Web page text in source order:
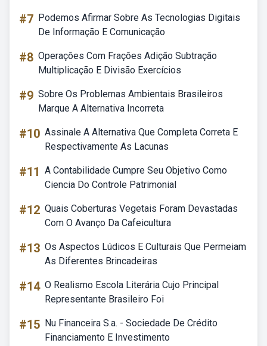
#7 Podemos Afirmar Sobre As Tecnologias Digitais
De Informação E Comunicação
#8 Operações Com Frações Adição Subtração
Multiplicação E Divisão Exercícios
#9 Sobre Os Problemas Ambientais Brasileiros
Marque A Alternativa Incorreta
#10 Assinale A Alternativa Que Completa Correta E
Respectivamente As Lacunas
#11 A Contabilidade Cumpre Seu Objetivo Como
Ciencia Do Controle Patrimonial
#12 Quais Coberturas Vegetais Foram Devastadas
Com O Avanço Da Cafeicultura
#13 Os Aspectos Lúdicos E Culturais Que Permeiam
As Diferentes Brincadeiras
#14 O Realismo Escola Literária Cujo Principal
Representante Brasileiro Foi
#15 Nu Financeira S.a. - Sociedade De Crédito
Financiamento E Investimento